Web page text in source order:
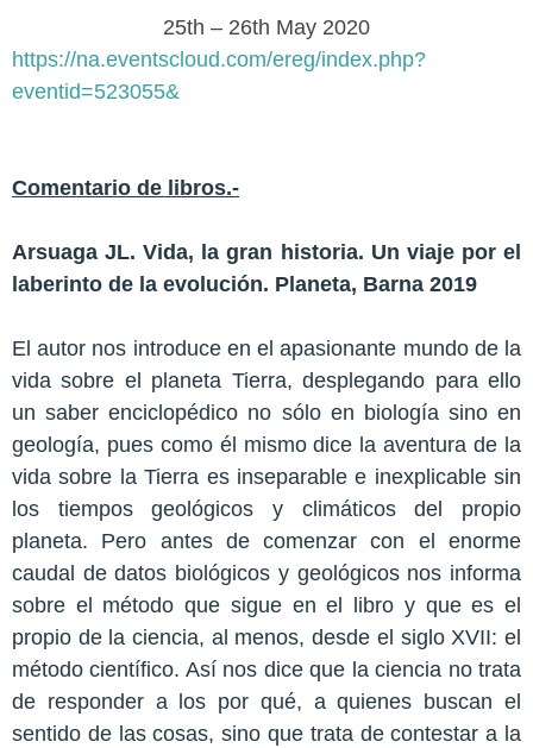
25th – 26th May 2020
https://na.eventscloud.com/ereg/index.php?
eventid=523055&
Comentario de libros.-
Arsuaga JL. Vida, la gran historia. Un viaje por el
laberinto de la evolución. Planeta, Barna 2019
El autor nos introduce en el apasionante mundo de la
vida sobre el planeta Tierra, desplegando para ello
un saber enciclopédico no sólo en biología sino en
geología, pues como él mismo dice la aventura de la
vida sobre la Tierra es inseparable e inexplicable sin
los tiempos geológicos y climáticos del propio
planeta. Pero antes de comenzar con el enorme
caudal de datos biológicos y geológicos nos informa
sobre el método que sigue en el libro y que es el
propio de la ciencia, al menos, desde el siglo XVII: el
método científico. Así nos dice que la ciencia no trata
de responder a los por qué, a quienes buscan el
sentido de las cosas, sino que trata de contestar a la